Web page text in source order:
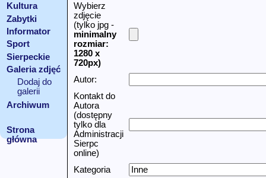
Kultura
Zabytki
Informator
Sport
Sierpeckie
linki
Galeria zdjęć
Dodaj do
galerii
Archiwum
Strona
główna
Wybierz
zdjęcie
(tylko jpg -
minimalny
rozmiar:
1280 x
720px)
Autor:
Kontakt do
Autora
(dostępny
tylko dla
Administracji
Sierpc
online)
Kategoria